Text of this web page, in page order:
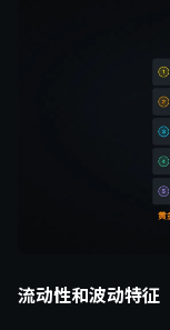
流动性和波动特征